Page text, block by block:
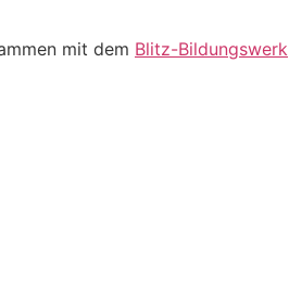
mit dem Blitz-Bildungswerk